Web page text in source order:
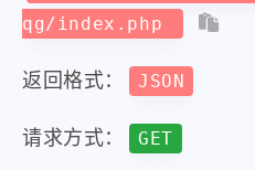
qg/index.php
返回格式： JSON
请求方式： GET